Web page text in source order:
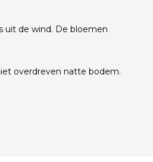
uit de wind. De bloemen
overdreven natte bodem.